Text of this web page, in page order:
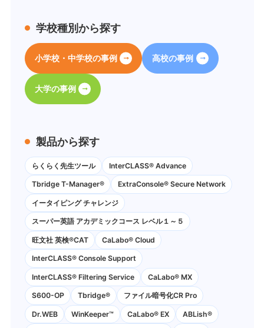
学校種別から探す
小学校・中学校の事例 高校の事例
大学の事例
製品から探す
らくらく先生ツール InterCLASS® Advance
Tbridge T-Manager® ExtraConsole® Secure Network
イータイピング チャレンジ
スーパー英語 アカデミックコース レベル１～５
旺文社 英検®CAT CaLabo®︎ Cloud
InterCLASS®︎ Console Support
InterCLASS®︎ Filtering Service CaLabo® MX
S600-OP Tbridge® ファイル暗号化CR Pro
Dr.WEB WinKeeper™ CaLabo® EX ABLish®